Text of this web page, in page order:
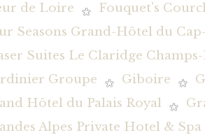
de Loire
Fouquet's
Seasons Grand-Hôtel du
Suites Le Claridge Champs-
Groupe
Giboire
Hôtel du Palais Royal
Alpes Private Hotel & Spa